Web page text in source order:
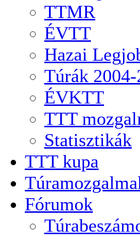
TTMR
ÉVTT
Hazai
Túrák 2004-
ÉVKTT
TTT
Statisztikák
TTT kupa
Fórumok